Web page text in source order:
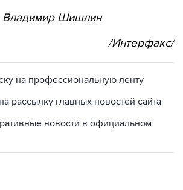
Владимир Шишлин
/Интерфакс/
на профессиональную ленту
рассылку главных новостей сайта
новости в официальном